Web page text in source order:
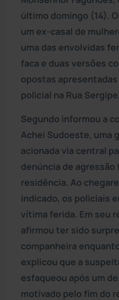
último domingo (14).
um ex-casal de
uma das envolvidas
faca e duas versões
opostas
policial na Rua
Segundo informou a
Achei Sudoeste, uma
acionada via central
denúncia de agressão
residência. Ao
indicado, os policiais
vítima ferida. Em seu
afirmou ter sido
companheira
explicou que a
esfaqueou após um
motivado pelo fim do